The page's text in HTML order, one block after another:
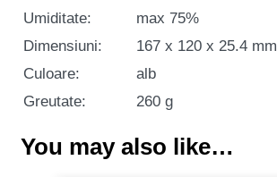
Umiditate:
max 75%
Dimensiuni:
167 x 120 x 25.4 mm
Culoare:
alb
Greutate:
260 g
You may also like…